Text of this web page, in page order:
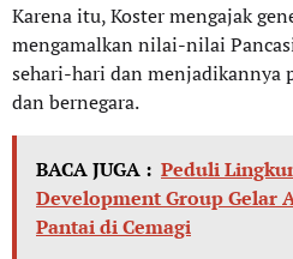
Karena itu, Koster mengajak
mengamalkan nilai-nilai
sehari-hari dan menjadikannya
dan bernegara.
BACA JUGA : Peduli
Development Group Gelar
Pantai di Cemagi